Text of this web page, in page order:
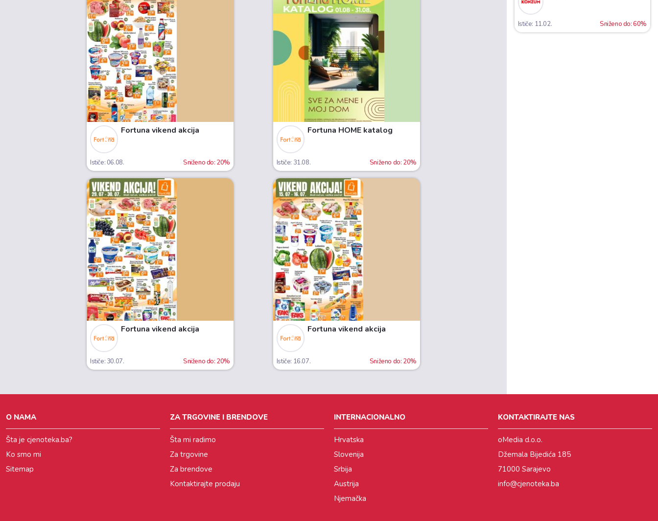
Fortuna vikend akcija
Ističe: 06.08. Sniženo do: 20%
Fortuna HOME katalog
Ističe: 31.08. Sniženo do: 20%
Fortuna vikend akcija
Ističe: 30.07. Sniženo do: 20%
Fortuna vikend akcija
Ističe: 16.07. Sniženo do: 20%
Ističe: 11.02. Sniženo do: 60%
O NAMA
Šta je cjenoteka.ba?
Ko smo mi
Sitemap
ZA TRGOVINE I BRENDOVE
Šta mi radimo
Za trgovine
Za brendove
Kontaktirajte prodaju
INTERNACIONALNO
Hrvatska
Slovenija
Srbija
Austrija
Njemačka
KONTAKTIRAJTE NAS
oMedia d.o.o.
Džemala Bijedića 185
71000 Sarajevo
info@cjenoteka.ba